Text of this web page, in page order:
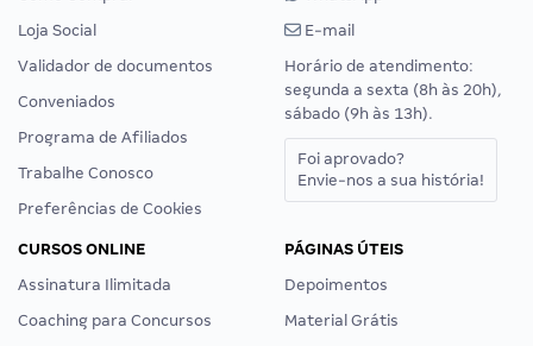
Loja Social
Validador de documentos
Conveniados
Programa de Afiliados
Trabalhe Conosco
Preferências de Cookies
E-mail
Horário de atendimento:
segunda a sexta (8h às 20h),
sábado (9h às 13h).
Foi aprovado?
Envie-nos a sua história!
CURSOS ONLINE
Assinatura Ilimitada
Coaching para Concursos
PÁGINAS ÚTEIS
Depoimentos
Material Grátis